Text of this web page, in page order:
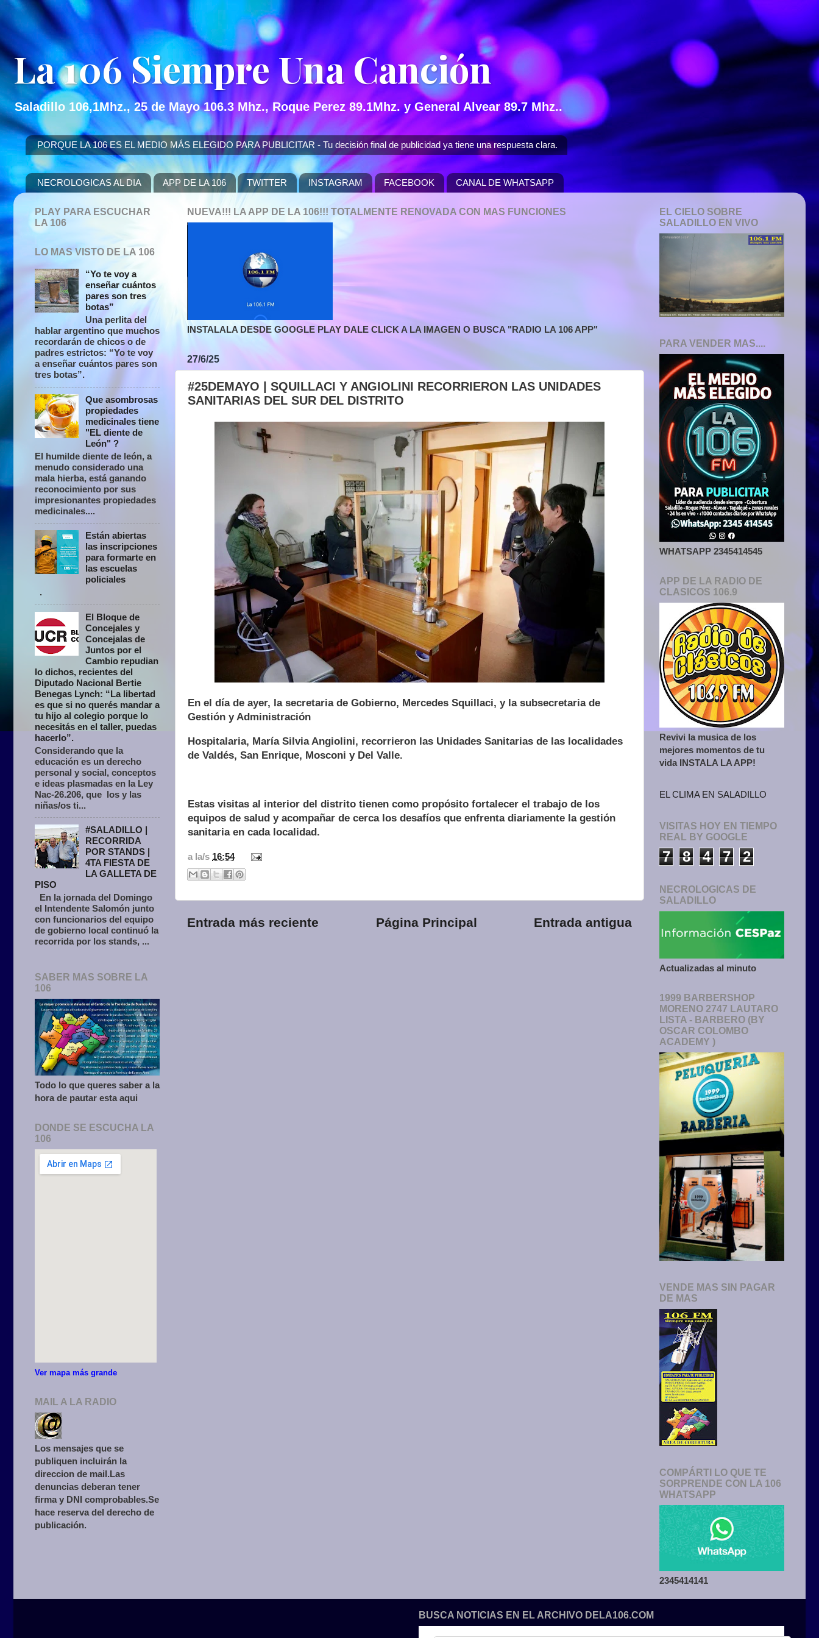
La 106 Siempre Una Canción
Saladillo 106,1Mhz., 25 de Mayo 106.3 Mhz., Roque Perez 89.1Mhz. y General Alvear 89.7 Mhz..
PORQUE LA 106 ES EL MEDIO MÁS ELEGIDO PARA PUBLICITAR - Tu decisión final de publicidad ya tiene una respuesta clara.
NECROLOGICAS AL DIA APP DE LA 106 TWITTER INSTAGRAM FACEBOOK CANAL DE WHATSAPP
NUEVA!!! LA APP DE LA 106!!! TOTALMENTE RENOVADA CON MAS FUNCIONES
INSTALALA DESDE GOOGLE PLAY DALE CLICK A LA IMAGEN O BUSCA "RADIO LA 106 APP"
27/6/25
#25DEMAYO | SQUILLACI Y ANGIOLINI RECORRIERON LAS UNIDADES
SANITARIAS DEL SUR DEL DISTRITO
En el día de ayer, la secretaria de Gobierno, Mercedes Squillaci, y la subsecretaria de
Gestión y Administración
Hospitalaria, María Silvia Angiolini, recorrieron las Unidades Sanitarias de las localidades
de Valdés, San Enrique, Mosconi y Del Valle.
Estas visitas al interior del distrito tienen como propósito fortalecer el trabajo de los
equipos de salud y acompañar de cerca los desafíos que enfrenta diariamente la gestión
sanitaria en cada localidad.
a la/s 16:54
Entrada más reciente Entrada antigua
Página Principal
PLAY PARA ESCUCHAR
LA 106
LO MAS VISTO DE LA 106
“Yo te voy a
enseñar cuántos
pares son tres
botas”
Una perlita del
hablar argentino que muchos
recordarán de chicos o de
padres estrictos: “Yo te voy
a enseñar cuántos pares son
tres botas”.
Que asombrosas
propiedades
medicinales tiene
"EL diente de
León" ?
El humilde diente de león, a
menudo considerado una
mala hierba, está ganando
reconocimiento por sus
impresionantes propiedades
medicinales....
Están abiertas
las inscripciones
para formarte en
las escuelas
policiales
.
El Bloque de
Concejales y
Concejalas de
Juntos por el
Cambio repudian
lo dichos, recientes del
Diputado Nacional Bertie
Benegas Lynch: “La libertad
es que si no querés mandar a
tu hijo al colegio porque lo
necesitás en el taller, puedas
hacerlo”.
Considerando que la
educación es un derecho
personal y social, conceptos
e ideas plasmadas en la Ley
Nac-26.206, que los y las
niñas/os ti...
#SALADILLO |
RECORRIDA
POR STANDS |
4TA FIESTA DE
LA GALLETA DE
PISO
En la jornada del Domingo
el Intendente Salomón junto
con funcionarios del equipo
de gobierno local continuó la
recorrida por los stands, ...
SABER MAS SOBRE LA
106
Todo lo que queres saber a la
hora de pautar esta aqui
DONDE SE ESCUCHA LA
106
Ver mapa más grande
MAIL A LA RADIO
Los mensajes que se
publiquen incluirán la
direccion de mail.Las
denuncias deberan tener
firma y DNI comprobables.Se
hace reserva del derecho de
publicación.
EL CIELO SOBRE
SALADILLO EN VIVO
PARA VENDER MAS....
WHATSAPP 2345414545
APP DE LA RADIO DE
CLASICOS 106.9
Revivi la musica de los
mejores momentos de tu
vida INSTALA LA APP!
EL CLIMA EN SALADILLO
VISITAS HOY EN TIEMPO
REAL BY GOOGLE
7 8 4 7 2
NECROLOGICAS DE
SALADILLO
Actualizadas al minuto
1999 BARBERSHOP
MORENO 2747 LAUTARO
LISTA - BARBERO (BY
OSCAR COLOMBO
ACADEMY )
VENDE MAS SIN PAGAR
DE MAS
COMPÁRTI LO QUE TE
SORPRENDE CON LA 106
WHATSAPP
2345414141
BUSCA NOTICIAS EN EL ARCHIVO DELA106.COM